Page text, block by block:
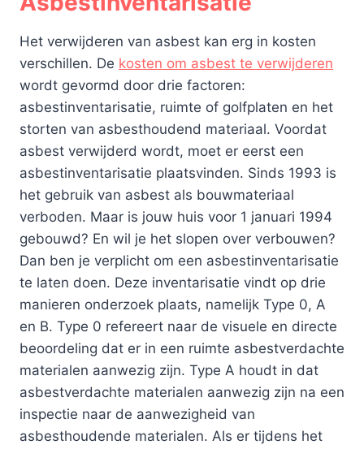
Het verwijderen van asbest kan erg in kosten
verschillen. De kosten om asbest te verwijderen
wordt gevormd door drie factoren:
asbestinventarisatie, ruimte of golfplaten en het
storten van asbesthoudend materiaal. Voordat
asbest verwijderd wordt, moet er eerst een
asbestinventarisatie plaatsvinden. Sinds 1993 is
het gebruik van asbest als bouwmateriaal
verboden. Maar is jouw huis voor 1 januari 1994
gebouwd? En wil je het slopen over verbouwen?
Dan ben je verplicht om een asbestinventarisatie
te laten doen. Deze inventarisatie vindt op drie
manieren onderzoek plaats, namelijk Type 0, A
en B. Type 0 refereert naar de visuele en directe
beoordeling dat er in een ruimte asbestverdachte
materialen aanwezig zijn. Type A houdt in dat
asbestverdachte materialen aanwezig zijn na een
inspectie naar de aanwezigheid van
asbesthoudende materialen. Als er tijdens het